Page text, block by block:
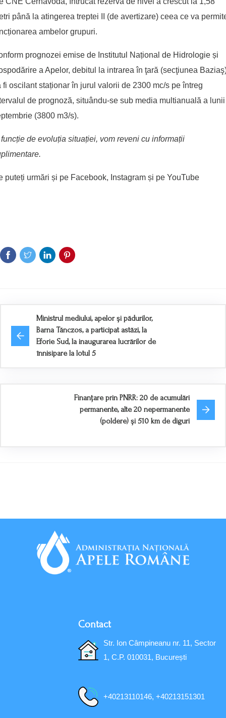
până la atingerea treptei II (de avertizare) ceea ce va
ambelor grupuri.
prognozei emise de Institutul Național de Hidrologie și
a Apelor, debitul la intrarea în ţară (secţiunea
fi oscilant staționar în jurul valorii de 2300 mc/s pe întreg
de prognoză, situându-se sub media multianuală a lunii
(3800 m3/s).
de evoluția situației, vom reveni cu informații
puteți urmări și pe Facebook, Instagram și pe YouTube
Ministrul mediului, apelor și pădurilor,
Barna Tánczos, a participat astăzi, la
Eforie Sud, la inaugurarea lucrărilor de
înnisipare la lotul 5
Finanțare prin PNRR: 20 de acumulări
permanente, alte 20 nepermanente
(poldere) și 510 km de diguri
Contact
Str. Ion Câmpineanu nr. 11, Sector
1, C.P. 010031, București
+40213110146, +40213151301